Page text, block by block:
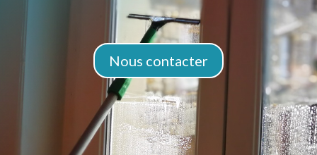
Nous contacter